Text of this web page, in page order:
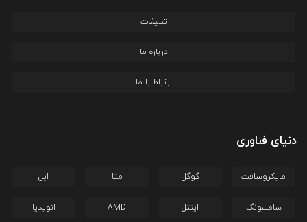
تبلیغات
درباره ما
ارتباط با ما
دنیای فناوری
مایکروسافت گوگل متا اپل
سامسونگ اینتل AMD انویدیا